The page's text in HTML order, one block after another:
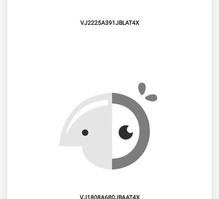
VJ2225A391JBLAT4X